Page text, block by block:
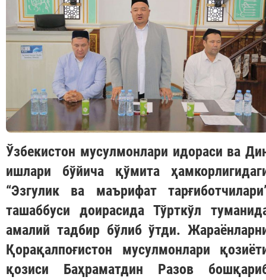
Ўзбекистон мусулмонлари идораси ва
ишлари бўйича қўмита
“Эзгулик ва маърифат
ташаббуси доирасида Тўрткўл
амалий тадбир бўлиб ўтди.
Қорақалпоғистон мусулмонлари
қозиси Баҳраматдин Разов